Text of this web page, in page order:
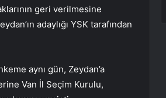
geri verilmesine
adaylığı YSK tarafından
aynı gün, Zeydan’a
Van İl Seçim Kurulu,